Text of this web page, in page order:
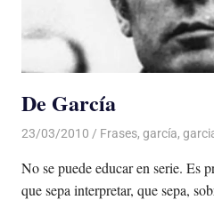
De García
23/03/2010 De todo un Poco
Frases, garcía,
No se puede educar en serie. Es
que sepa interpretar, que sepa,